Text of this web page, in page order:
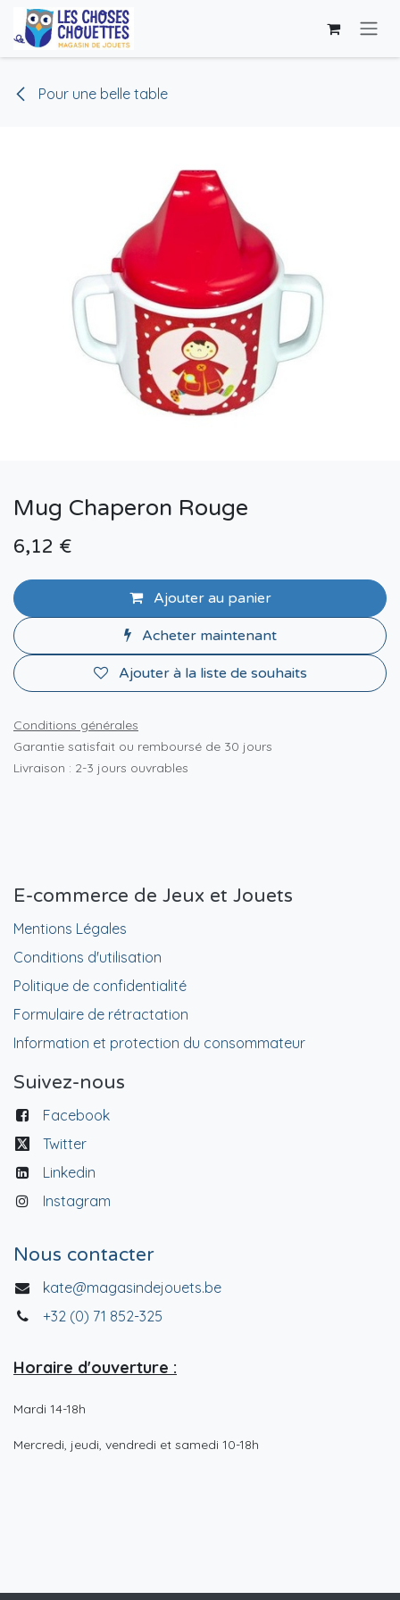
Se rendre au contenu
Pour une belle table
Mug Chaperon Rouge
6,12 €
Ajouter au panier
Acheter maintenant
Ajouter à la liste de souhaits
Conditions générales
Garantie satisfait ou remboursé de 30 jours
Livraison : 2-3 jours ouvrables
E-commerce de Jeux et Jouets
Mentions Légales
Conditions d'utilisation
Politique de confidentialité
Formulaire de rétractation
Information et protection du consommateur
Suivez-nous
Facebook
Twitter
Linkedin
Instagram
Nous contacter
kate@magasindejouets.be
+32 (0) 71 852-325
Horaire d'ouverture :
Mardi 14-18h
Mercredi, jeudi, vendredi et samedi 10-18h